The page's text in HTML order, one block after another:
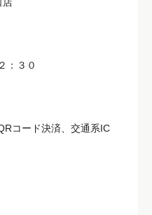
：３０
コード決済、交通系IC